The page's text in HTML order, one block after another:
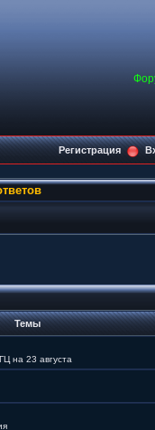
Регистрация
Темы
на 23 августа